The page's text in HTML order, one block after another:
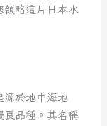
領略這片日本水
源於地中海地
良品種。其名稱